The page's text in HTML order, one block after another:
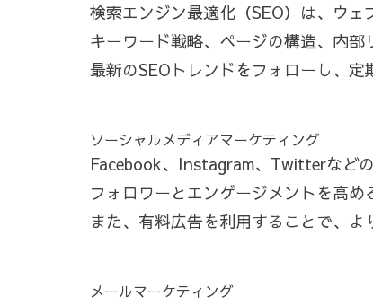
検索エンジン最適化（SEO）は、ウェ
キーワード戦略、ページの構造、内部
最新のSEOトレンドをフォローし、定
ソーシャルメディアマーケティング
Facebook、Instagram、Twitterなど
フォロワーとエンゲージメントを高め
また、有料広告を利用することで、よ
メールマーケティング